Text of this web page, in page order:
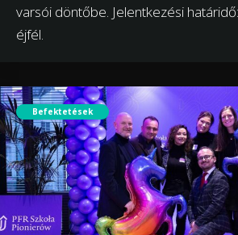
varsói döntőbe. Jelentkezési
éjfél.
Befektetések